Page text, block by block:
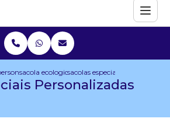
sacola ecologica personalizada
sacolas especiais
Personalizadas